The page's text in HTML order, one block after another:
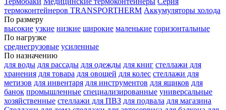
термоконтейнеров TRANSPORTHERM Аккумуляторы холода
По размеру
высокие узкие низкие широкие маленькие горизонтальные
По нагрузке
среднегрузовые усиленные
По назначению
для воды для рассады для одежды для книг стеллажи для
хранения для товара для овощей для колес стеллажи для
метизов для инвентаря для инструментов для ящиков для
банок промышленные специализированные универсальные
хозяйственные стеллажи для ПВЗ для подвала для магазина